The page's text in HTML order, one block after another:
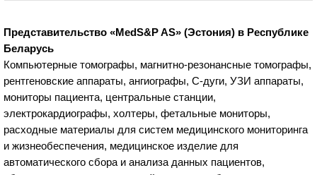
Представительство «MedS&P AS» (Эстония) в Республике
Беларусь
Компьютерные томографы, магнитно-резонансные томографы,
рентгеновские аппараты, ангиографы, С-дуги, УЗИ аппараты,
мониторы пациента, центральные станции,
электрокардиографы, холтеры, фетальные мониторы,
расходные материалы для систем медицинского мониторинга
и жизнеобеспечения, медицинское изделие для
автоматического сбора и анализа данных пациентов,